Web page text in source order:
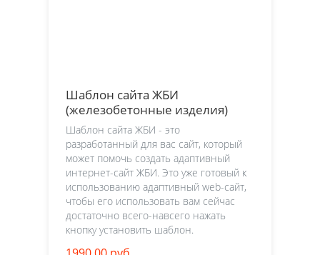
Шаблон сайта ЖБИ
(железобетонные изделия)
Шаблон сайта ЖБИ - это
разработанный для вас сайт, который
может помочь создать адаптивный
интернет-сайт ЖБИ. Это уже готовый к
использованию адаптивный web-сайт,
чтобы его использовать вам сейчас
достаточно всего-навсего нажать
кнопку установить шаблон.